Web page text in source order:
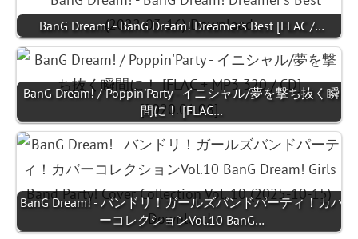
BanG Dream! - BanG Dream! Dreamer's Best [FLAC /…
BanG Dream! / Poppin'Party - イニシャル/夢を撃ち抜く瞬
間に！ [FLAC…
BanG Dream! - バンドリ！ガールズバンドパーティ！カバ
ーコレクションVol.10 BanG…